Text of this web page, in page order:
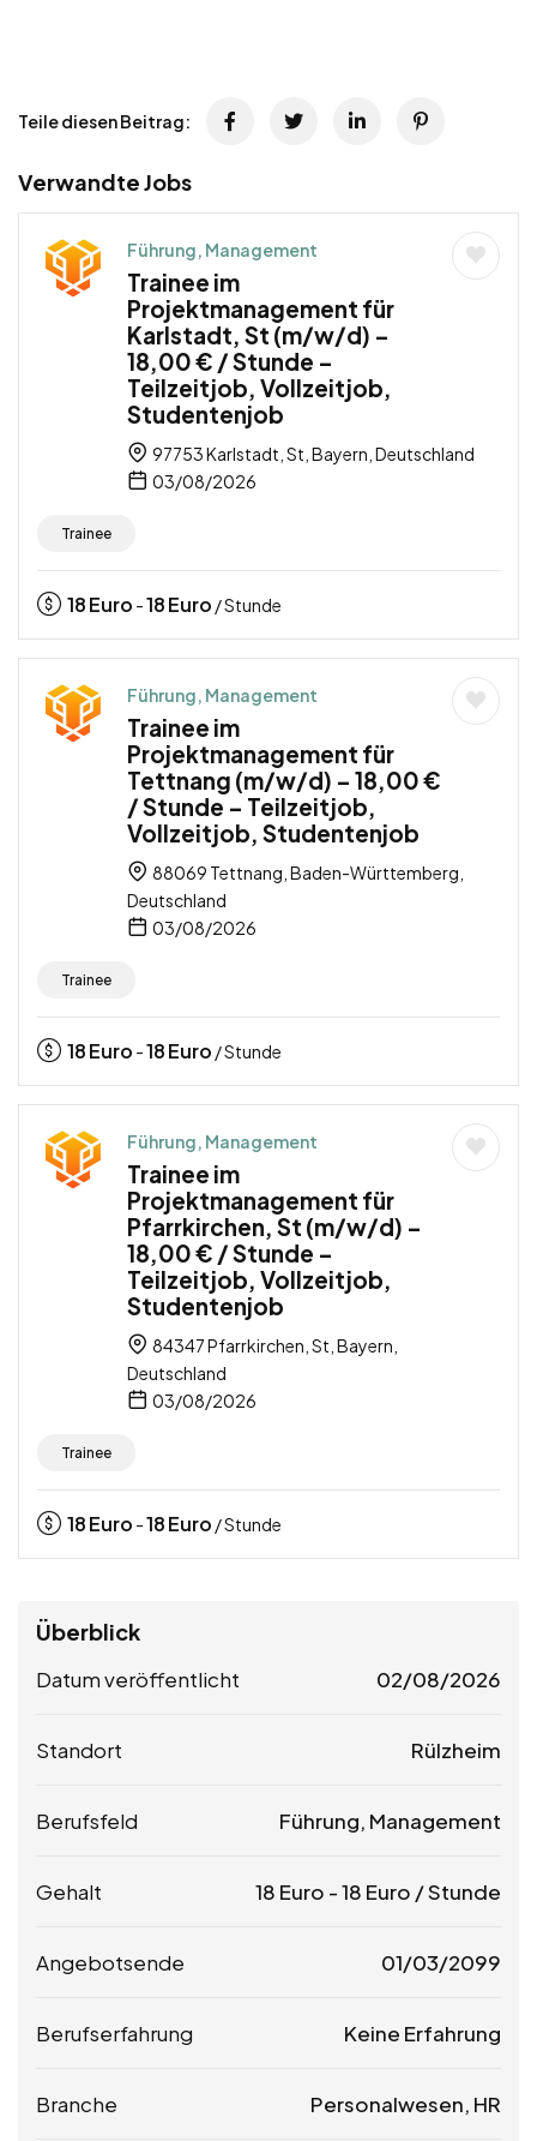
Teile diesen Beitrag:
Verwandte Jobs
Führung, Management
Trainee im
Projektmanagement für
Karlstadt, St (m/w/d) –
18,00 € / Stunde –
Teilzeitjob, Vollzeitjob,
Studentenjob
97753 Karlstadt, St, Bayern, Deutschland
03/08/2026
Trainee
18Euro -18Euro / Stunde
Führung, Management
Trainee im
Projektmanagement für
Tettnang (m/w/d) – 18,00 €
/ Stunde – Teilzeitjob,
Vollzeitjob, Studentenjob
88069 Tettnang, Baden-Württemberg,
Deutschland
03/08/2026
Trainee
18Euro -18Euro / Stunde
Führung, Management
Trainee im
Projektmanagement für
Pfarrkirchen, St (m/w/d) –
18,00 € / Stunde –
Teilzeitjob, Vollzeitjob,
Studentenjob
84347 Pfarrkirchen, St, Bayern,
Deutschland
03/08/2026
Trainee
18Euro -18Euro / Stunde
Überblick
Datum veröffentlicht 02/08/2026
Standort Rülzheim
Berufsfeld Führung, Management
Gehalt 18 Euro -18 Euro / Stunde
Angebotsende 01/03/2099
Berufserfahrung Keine Erfahrung
Branche Personalwesen, HR